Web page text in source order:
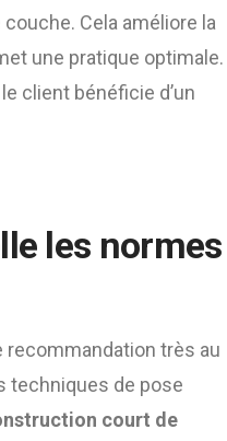
Cela améliore la
une pratique optimale.
client bénéficie d’un
les normes
recommandation très au
techniques de pose
court de